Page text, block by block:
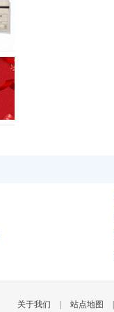
关于我们 站点地图